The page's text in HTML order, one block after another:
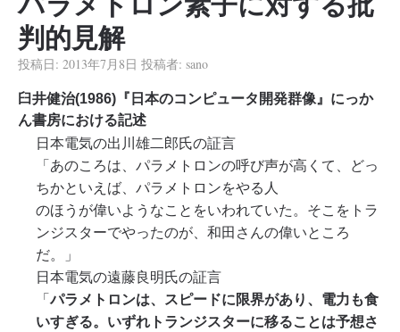
判的見解
投稿日: 2013年7月8日 投稿者: sano
臼井健治(1986)『日本のコンピュータ開発群像』にっか
ん書房における記述
日本電気の出川雄二郎氏の証言
「あのころは、パラメトロンの呼び声が高くて、どっ
ちかといえば、パラメトロンをやる人
のほうが偉いようなことをいわれていた。そこをトラ
ンジスターでやったのが、和田さんの偉いところ
だ。」
日本電気の遠藤良明氏の証言
「パラメトロンは、スピードに限界があり、電力も食
いすぎる。いずれトランジスターに移ることは予想さ